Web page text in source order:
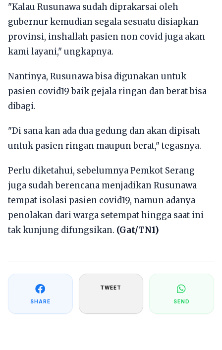
"Kalau Rusunawa sudah diprakarsai oleh
gubernur kemudian segala sesuatu disiapkan
provinsi, inshallah pasien non covid juga akan
kami layani," ungkapnya.
Nantinya, Rusunawa bisa digunakan untuk
pasien covid19 baik gejala ringan dan berat bisa
dibagi.
"Di sana kan ada dua gedung dan akan dipisah
untuk pasien ringan maupun berat," tegasnya.
Perlu diketahui, sebelumnya Pemkot Serang
juga sudah berencana menjadikan Rusunawa
tempat isolasi pasien covid19, namun adanya
penolakan dari warga setempat hingga saat ini
tak kunjung difungsikan. (Gat/TN1)
SHARE
TWEET
SEND